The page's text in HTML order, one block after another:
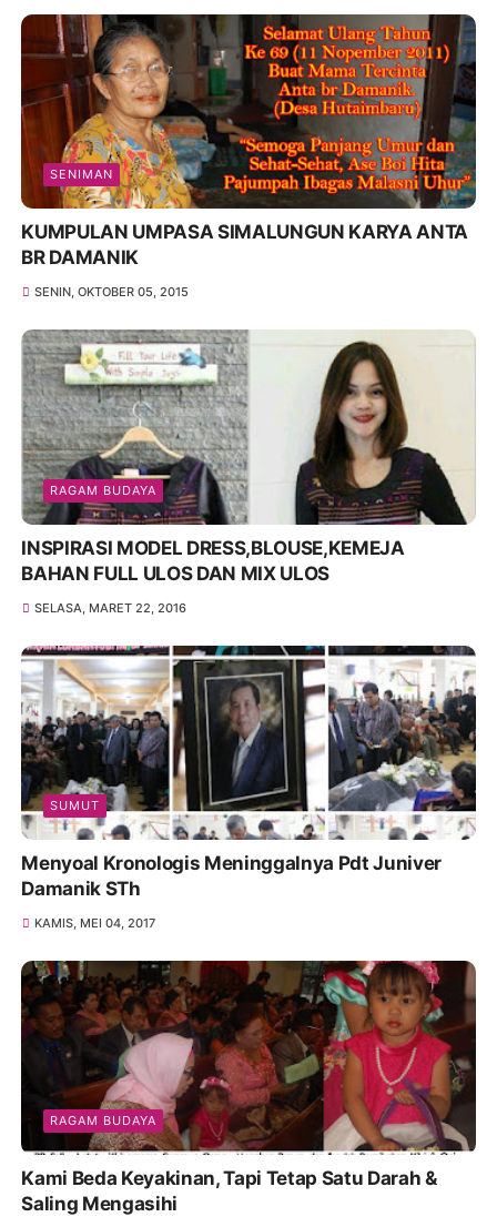
SENIMAN
KUMPULAN UMPASA SIMALUNGUN KARYA ANTA
BR DAMANIK
SENIN, OKTOBER 05, 2015
RAGAM BUDAYA
INSPIRASI MODEL DRESS,BLOUSE,KEMEJA
BAHAN FULL ULOS DAN MIX ULOS
SELASA, MARET 22, 2016
SUMUT
Menyoal Kronologis Meninggalnya Pdt Juniver
Damanik STh
KAMIS, MEI 04, 2017
RAGAM BUDAYA
Kami Beda Keyakinan, Tapi Tetap Satu Darah &
Saling Mengasihi